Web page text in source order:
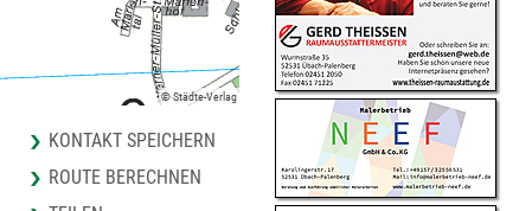
© Städte-Verlag
KONTAKT SPEICHERN
ROUTE BERECHNEN